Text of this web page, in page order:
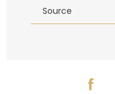
Source